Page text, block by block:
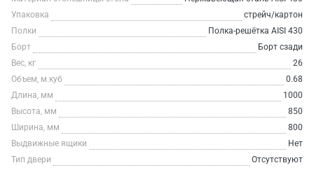
Упаковка
стрейч/картон
Полки
Полка-решётка AISI 430
Борт
Борт сзади
Вес, кг
26
Объем, м.куб
0.68
Длина, мм
1000
Высота, мм
850
Ширина, мм
800
Выдвижные ящики
Нет
Тип двери
Отсутствуют